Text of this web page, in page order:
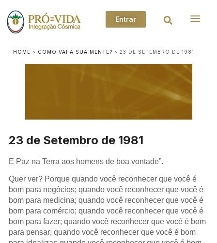
Entrar
HOME > COMO VAI A SUA MENTE? >23 DE SETEMBRO DE 1981
23 de Setembro de 1981
E Paz na Terra aos homens de boa vontade”.
Quer ver? Porque quando você reconhecer que você é
bom para negócios; quando você reconhecer que você é
bom para medicina; quando você reconhecer que você é
bom para comércio; quando você reconhecer que você é
bom para fazer; quando você reconhecer que você é bom
para pensar; quando você reconhecer que você é bom